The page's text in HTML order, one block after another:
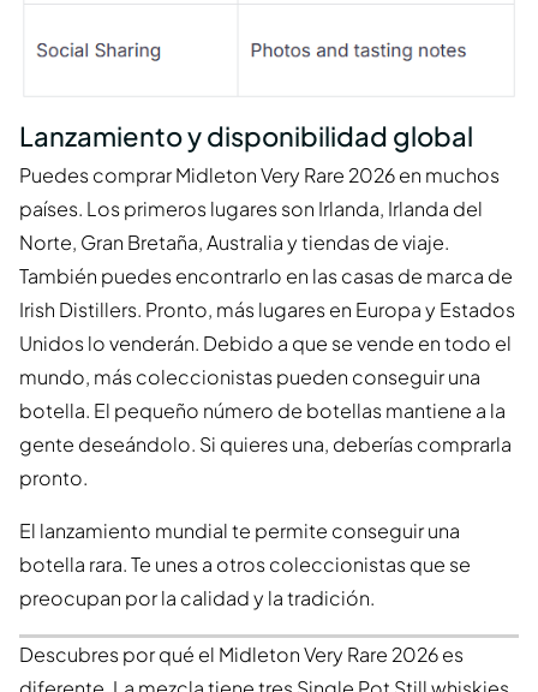
Lanzamiento y disponibilidad global
Puedes comprar Midleton Very Rare 2026 en muchos
países. Los primeros lugares son Irlanda, Irlanda del
Norte, Gran Bretaña, Australia y tiendas de viaje.
También puedes encontrarlo en las casas de marca de
Irish Distillers. Pronto, más lugares en Europa y Estados
Unidos lo venderán. Debido a que se vende en todo el
mundo, más coleccionistas pueden conseguir una
botella. El pequeño número de botellas mantiene a la
gente deseándolo. Si quieres una, deberías comprarla
pronto.
El lanzamiento mundial te permite conseguir una
botella rara. Te unes a otros coleccionistas que se
preocupan por la calidad y la tradición.
Descubres por qué el Midleton Very Rare 2026 es